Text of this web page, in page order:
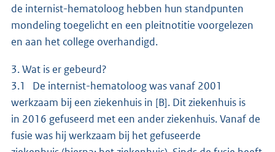
de internist-hematoloog hebben hun standpunten
mondeling toegelicht en een pleitnotitie voorgelezen
en aan het college overhandigd.
3. Wat is er gebeurd?
3.1 De internist-hematoloog was vanaf 2001
werkzaam bij een ziekenhuis in [B]. Dit ziekenhuis is
in 2016 gefuseerd met een ander ziekenhuis. Vanaf de
fusie was hij werkzaam bij het gefuseerde